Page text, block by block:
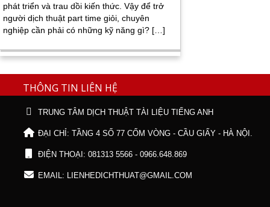
phát triển và trau dồi kiến thức. Vậy để trở
người dịch thuật part time giỏi, chuyên
nghiệp cần phải có những kỹ năng gì? […]
THÔNG TIN LIÊN HỆ
TRUNG TÂM DỊCH THUẬT TÀI LIỆU TIẾNG ANH
ĐẠI CHỈ: TẦNG 4 SỐ 77 CỐM VÒNG - CẦU GIẤY - HÀ NỘI.
ĐIỆN THOẠI: 081313 5566 - 0966.648.869
EMAIL: LIENHEDICHTHUAT@GMAIL.COM